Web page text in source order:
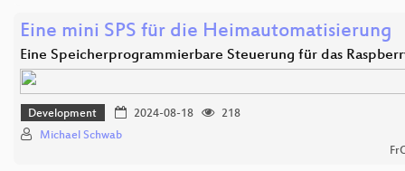
Eine mini SPS für die Heimautomatisierung
Eine Speicherprogrammierbare Steuerung für das
Development 2024-08-18
218
Michael Schwab